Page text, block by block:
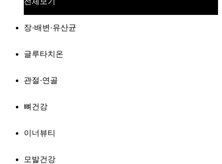
장·배변·유산균
글루타치온
관절·연골
뼈건강
이너뷰티
모발건강